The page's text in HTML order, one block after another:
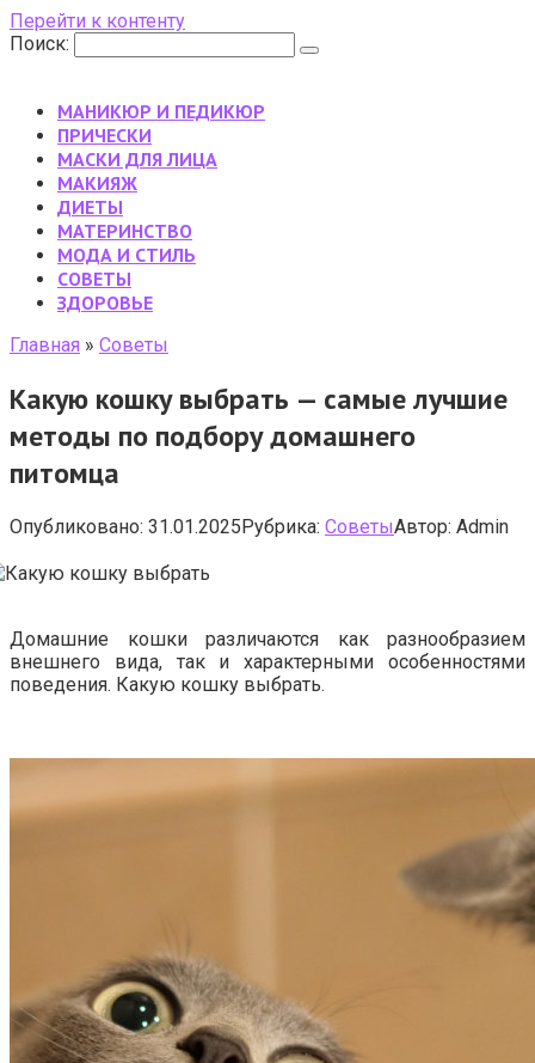
Перейти к контенту
Поиск:
МАНИКЮР И ПЕДИКЮР
ПРИЧЕСКИ
МАСКИ ДЛЯ ЛИЦА
МАКИЯЖ
ДИЕТЫ
МАТЕРИНСТВО
МОДА И СТИЛЬ
CОВЕТЫ
ЗДОРОВЬЕ
Главная » Cоветы
Какую кошку выбрать — самые лучшие
методы по подбору домашнего
питомца
Опубликовано: 31.01.2025Рубрика: CоветыАвтор: Admin
Домашние кошки различаются как разнообразием
внешнего вида, так и характерными особенностями
поведения. Какую кошку выбрать.